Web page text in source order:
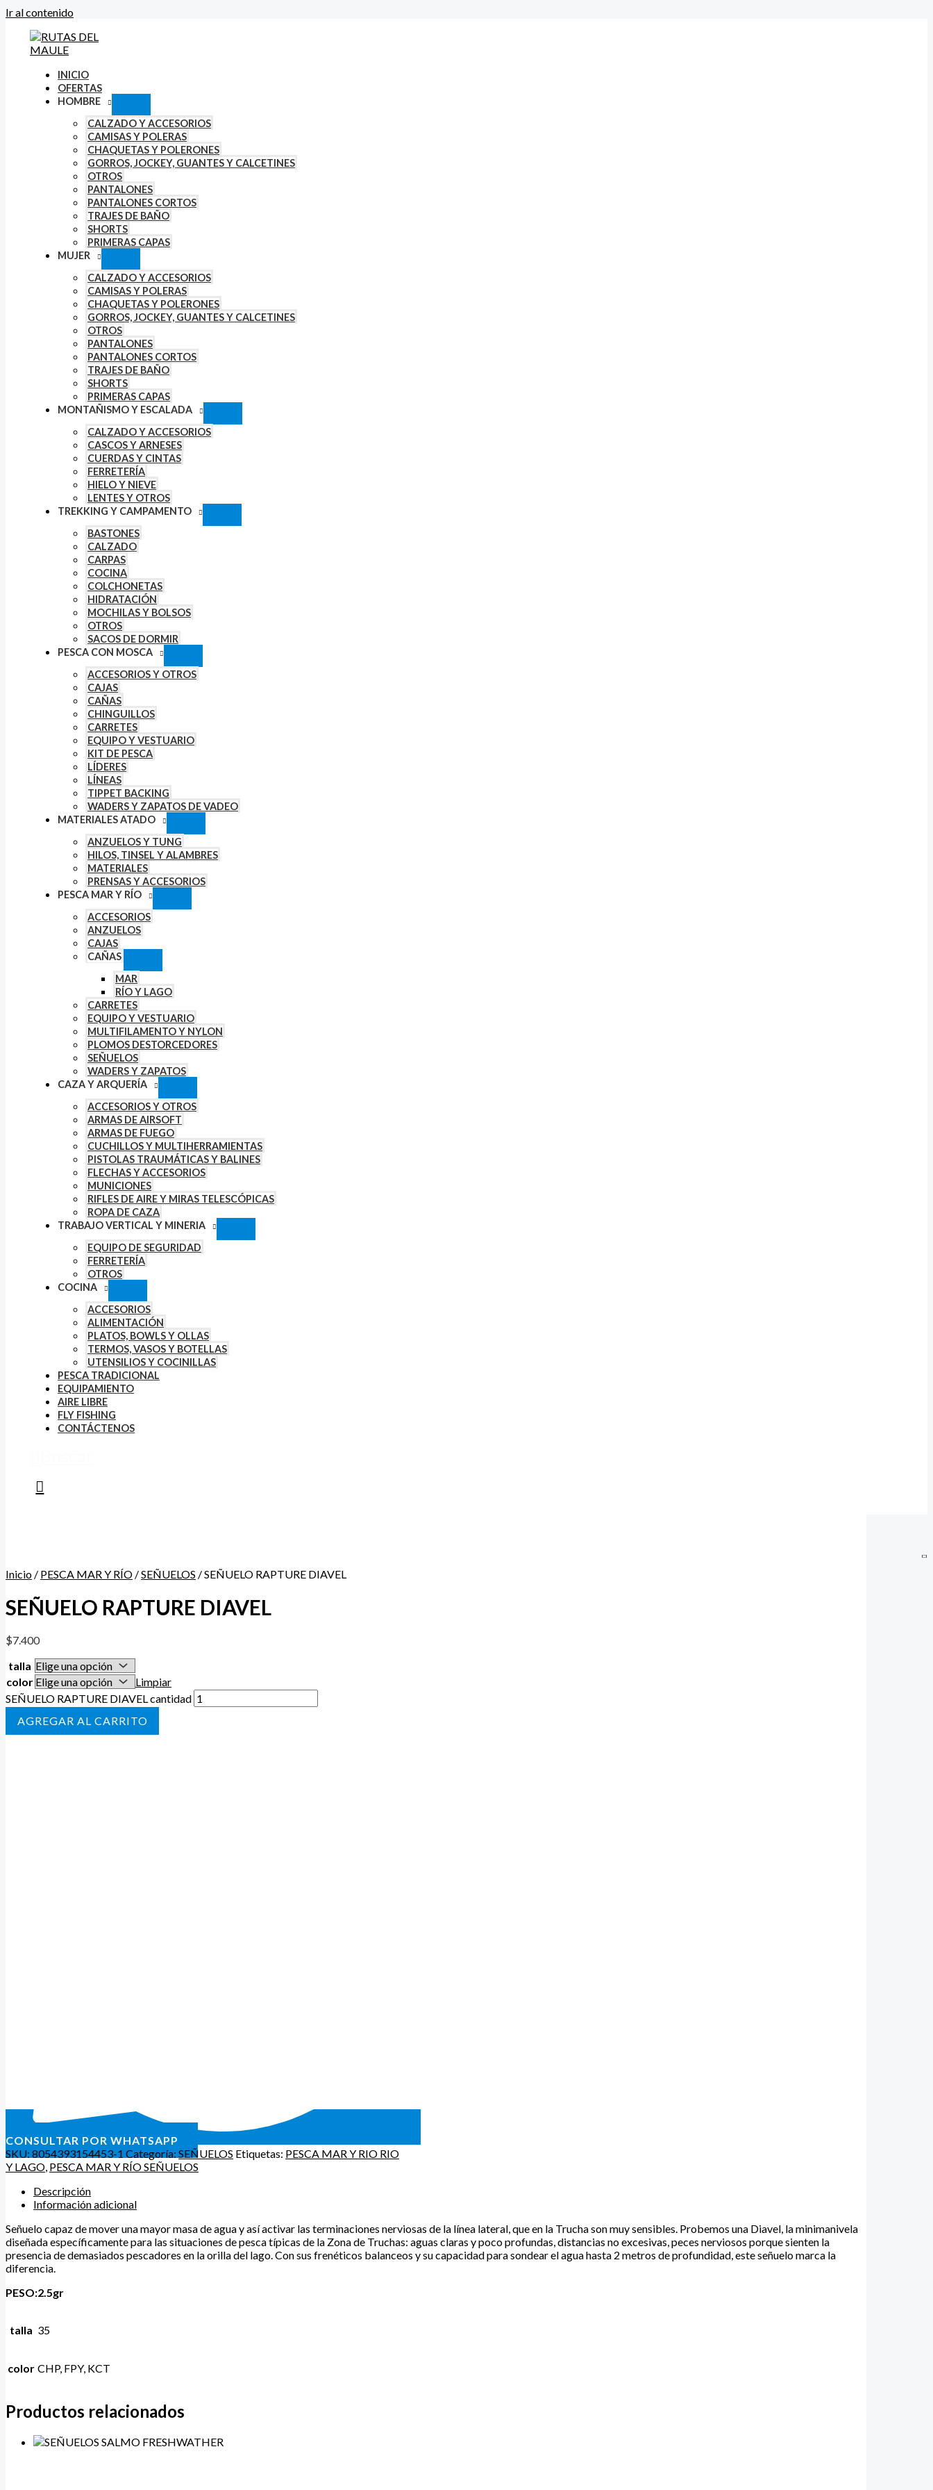
Ir al contenido
INICIO
OFERTAS
HOMBRE
CALZADO Y ACCESORIOS
CAMISAS Y POLERAS
CHAQUETAS Y POLERONES
GORROS, JOCKEY, GUANTES Y CALCETINES
OTROS
PANTALONES
PANTALONES CORTOS
TRAJES DE BAÑO
SHORTS
PRIMERAS CAPAS
MUJER
CALZADO Y ACCESORIOS
CAMISAS Y POLERAS
CHAQUETAS Y POLERONES
GORROS, JOCKEY, GUANTES Y CALCETINES
OTROS
PANTALONES
PANTALONES CORTOS
TRAJES DE BAÑO
SHORTS
PRIMERAS CAPAS
MONTAÑISMO Y ESCALADA
CALZADO Y ACCESORIOS
CASCOS Y ARNESES
CUERDAS Y CINTAS
FERRETERÍA
HIELO Y NIEVE
LENTES Y OTROS
TREKKING Y CAMPAMENTO
BASTONES
CALZADO
CARPAS
COCINA
COLCHONETAS
HIDRATACIÓN
MOCHILAS Y BOLSOS
OTROS
SACOS DE DORMIR
PESCA CON MOSCA
ACCESORIOS Y OTROS
CAJAS
CAÑAS
CHINGUILLOS
CARRETES
EQUIPO Y VESTUARIO
KIT DE PESCA
LÍDERES
LÍNEAS
TIPPET BACKING
WADERS Y ZAPATOS DE VADEO
MATERIALES ATADO
ANZUELOS Y TUNG
HILOS, TINSEL Y ALAMBRES
MATERIALES
PRENSAS Y ACCESORIOS
PESCA MAR Y RÍO
ACCESORIOS
ANZUELOS
CAJAS
CAÑAS
MAR
RÍO Y LAGO
CARRETES
EQUIPO Y VESTUARIO
MULTIFILAMENTO Y NYLON
PLOMOS DESTORCEDORES
SEÑUELOS
WADERS Y ZAPATOS
CAZA Y ARQUERÍA
ACCESORIOS Y OTROS
ARMAS DE AIRSOFT
ARMAS DE FUEGO
CUCHILLOS Y MULTIHERRAMIENTAS
PISTOLAS TRAUMÁTICAS Y BALINES
FLECHAS Y ACCESORIOS
MUNICIONES
RIFLES DE AIRE Y MIRAS TELESCÓPICAS
ROPA DE CAZA
TRABAJO VERTICAL Y MINERIA
EQUIPO DE SEGURIDAD
FERRETERÍA
OTROS
COCINA
ACCESORIOS
ALIMENTACIÓN
PLATOS, BOWLS Y OLLAS
TERMOS, VASOS Y BOTELLAS
UTENSILIOS Y COCINILLAS
PESCA TRADICIONAL
EQUIPAMIENTO
AIRE LIBRE
FLY FISHING
CONTÁCTENOS
Inicio / PESCA MAR Y RÍO /SEÑUELOS / SEÑUELO RAPTURE DIAVEL
SEÑUELO RAPTURE DIAVEL
$7.400
talla
color
Limpiar
SEÑUELO RAPTURE DIAVEL cantidad
AÑADIR AL CARRITO
CONSULTAR POR WHATSAPP
SKU: 8054393154453-1 Categoría: SEÑUELOS Etiquetas: PESCA MAR Y RIO RIO
Y LAGO PESCA MAR Y RÍO SEÑUELOS
Descripción
Información adicional
Señuelo capaz de mover una mayor masa de agua y así activar las terminaciones nerviosas de la línea lateral, que en la Trucha son muy sensibles. Probemos una Diavel, la minimanivela
diseñada específicamente para las situaciones de pesca típicas de la Zona de Truchas: aguas claras y poco profundas, distancias no excesivas, peces nerviosos porque sienten la
presencia de demasiados pescadores en la orilla del lago. Con sus frenéticos balanceos y su capacidad para sondear el agua hasta 2 metros de profundidad, este señuelo marca la
diferencia.
PESO:2.5gr
talla 35
color CHP, FPY, KCT
Productos relacionados